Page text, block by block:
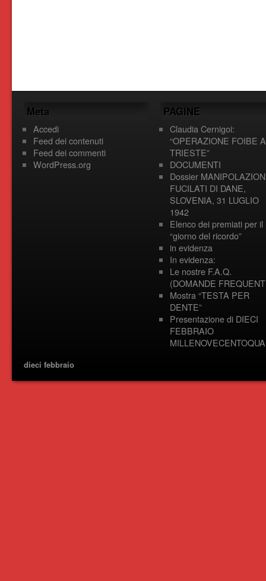
Meta
Accedi
Feed dei contenuti
Feed dei commenti
WordPress.org
PAGINE
Claudia Cernigoi:
“OPERAZIONE FOIBE A
TRIESTE”
DOCUMENTI
Dossier
FUCILATI DI DANE,
SLOVENIA, 31 LUGLIO
1942
Elenco dei premiati per il
“giorno del ricordo”
in evidenza
In evidenza:
Le nostre F.A.Q.
(DOMANDE
Mostra “TESTA PER
DENTE”
Presentazione di DIECI
FEBBRAIO
dieci febbraio